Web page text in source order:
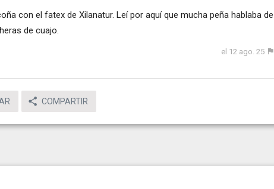
con el fatex de Xilanatur. Leí por aquí que mucha peña hablaba de
de cuajo.
el 12 ago. 25
COMPARTIR